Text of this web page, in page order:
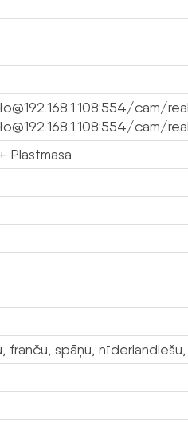
cam/
cam/
Plastmasa
franču, spāņu,